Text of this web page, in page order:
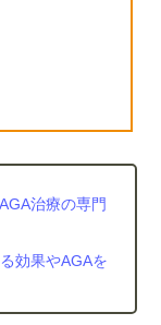
治療の専門
効果やAGAを